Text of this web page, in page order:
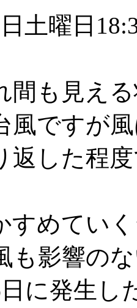
土曜日
間も見え
風ですが
返した程
すめてい
も影響の
に発生